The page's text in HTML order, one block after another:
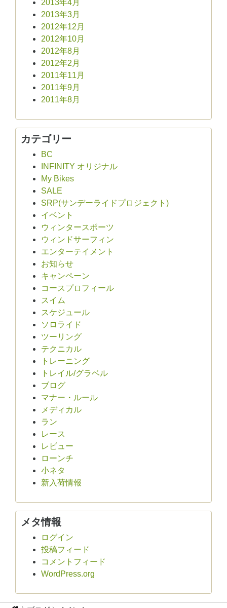
2013年4月
2013年3月
2012年12月
2012年10月
2012年8月
2012年2月
2011年11月
2011年9月
2011年8月
カテゴリー
BC
INFINITY オリジナル
My Bikes
SALE
SRP(サンデーライドプロジェクト)
イベント
ウィンタースポーツ
ウィンドサーフィン
エンターテイメント
お知らせ
キャンペーン
コースプロフィール
スイム
スケジュール
ソロライド
ツーリング
テクニカル
トレーニング
トレイル/グラベル
ブログ
マナー・ルール
メディカル
ラン
レース
レビュー
ローンチ
小ネタ
新入荷情報
メタ情報
ログイン
投稿フィード
コメントフィード
WordPress.org